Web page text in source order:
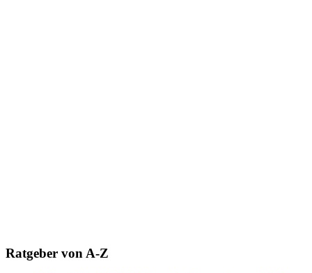
Ratgeber von A-Z